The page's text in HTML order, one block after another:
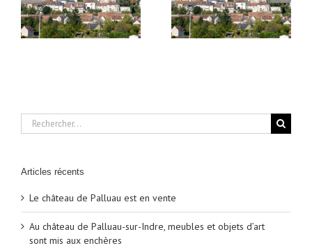
meubles et objets d’art
sont mis aux enchères
2019, les 27 et 28 avril
2019
Rechercher:
Articles récents
Le château de Palluau est en vente
Au château de Palluau-sur-Indre, meubles et objets d’art
sont mis aux enchères